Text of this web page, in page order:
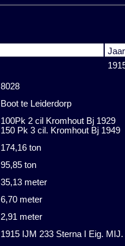
8028
Boot te Leiderdorp
100Pk 2 cil Kromhout Bj 1929
150 Pk 3 cil. Kromhout Bj 1949
174,16 ton
95,85 ton
35,13 meter
6,70 meter
2,91 meter
1915 IJM 233 Sterna I Eig.